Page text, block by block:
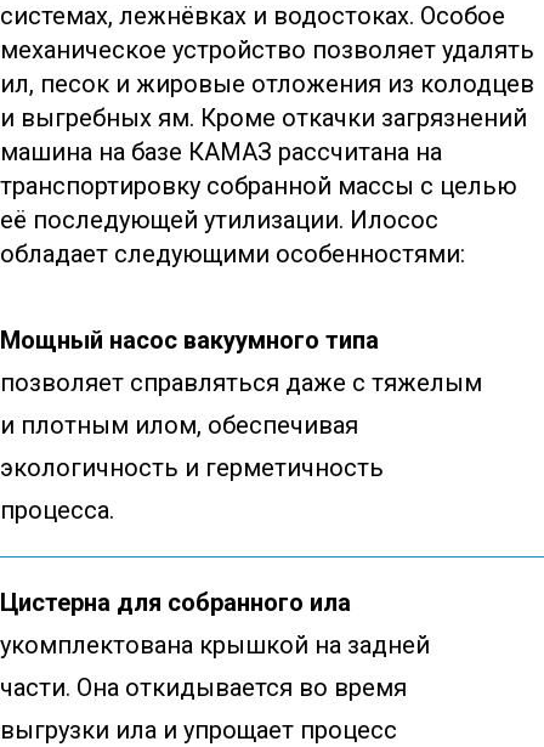
системах, лежнёвках и водостоках. Особое
механическое устройство позволяет удалять
ил, песок и жировые отложения из колодцев
и выгребных ям. Кроме откачки загрязнений
машина на базе КАМАЗ рассчитана на
транспортировку собранной массы с целью
её последующей утилизации. Илосос
обладает следующими особенностями:
Мощный насос вакуумного типа
позволяет справляться даже с тяжелым
и плотным илом, обеспечивая
экологичность и герметичность
процесса.
Цистерна для собранного ила
укомплектована крышкой на задней
части. Она откидывается во время
выгрузки ила и упрощает процесс